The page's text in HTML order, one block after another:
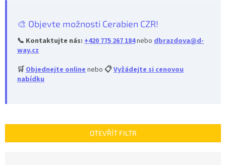
🎨 Objevte možnosti Cerabien CZR!
📞 Kontaktujte nás: +420 775 267 184nebo dbrazdova@d-
way.cz
🛒Objednejte onlinenebo 📋Vyžádejte si cenovou
nabídku
OTEVŘÍT FILTR